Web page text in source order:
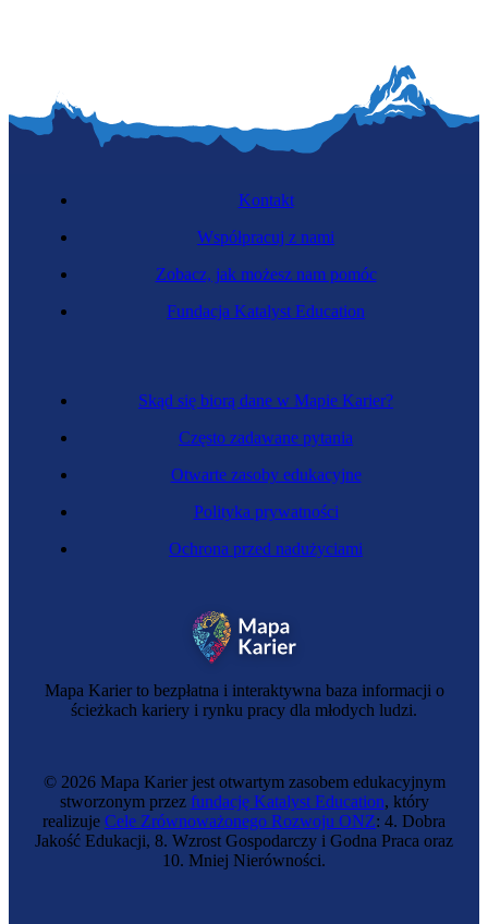
Mapa Karier to bezpłatna i interaktywna baza informacji o
ścieżkach kariery i rynku pracy dla młodych ludzi.
Skąd się biorą dane w Mapie Karier?
Często zadawane pytania
Otwarte zasoby edukacyjne
Polityka prywatności
Ochrona przed nadużyciami
Kontakt
Współpracuj z nami
Zobacz, jak możesz nam pomóc
Fundacja Katalyst Education
© 2026 Mapa Karier jest otwartym zasobem edukacyjnym
stworzonym przez fundację Katalyst Education, który
realizuje Cele Zrównoważonego Rozwoju ONZ: 4. Dobra
Jakość Edukacji, 8. Wzrost Gospodarczy i Godna Praca oraz
10. Mniej Nierówności.